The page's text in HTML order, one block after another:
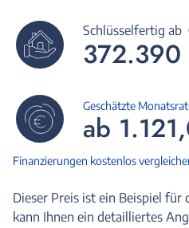
Schlüsselfertig ab
372.390
Geschätzte
ab
Finanzierungen kostenlos
Dieser Preis ist ein Beispiel für
kann Ihnen ein detailliertes